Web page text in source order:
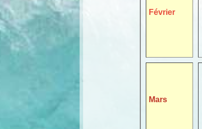
Février
Mars